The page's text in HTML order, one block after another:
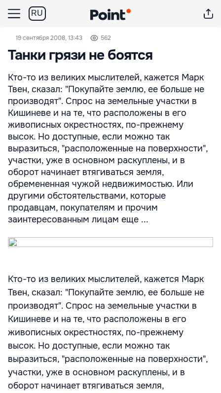
RU
19 сентября 2008, 13:43 562
Танки грязи не боятся
Кто-то из великих мыслителей, кажется Марк
Твен, сказал: "Покупайте землю, ее больше не
производят". Спрос на земельные участки в
Кишиневе и на те, что расположены в его
живописных окрестностях, по-прежнему
высок. Но доступные, если можно так
выразиться, "расположенные на поверхности",
участки, уже в основном раскуплены, и в
оборот начинает втягиваться земля,
обремененная чужой недвижимостью. Или
другими обстоятельствами, которые
продавцам, покупателям и прочим
заинтересованным лицам еще ...
Кто-то из великих мыслителей, кажется Марк
Твен, сказал: "Покупайте землю, ее больше не
производят". Спрос на земельные участки в
Кишиневе и на те, что расположены в его
живописных окрестностях, по-прежнему
высок. Но доступные, если можно так
выразиться, "расположенные на поверхности",
участки, уже в основном раскуплены, и в
оборот начинает втягиваться земля,